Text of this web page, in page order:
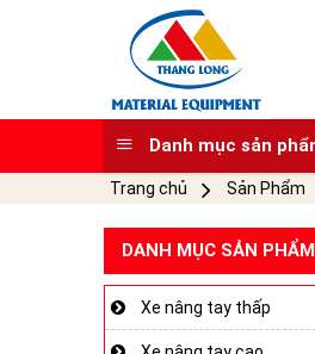
Danh mục sản
Trang chủ Sản Phẩm
DANH MỤC SẢN PHẨM
Xe nâng tay thấp